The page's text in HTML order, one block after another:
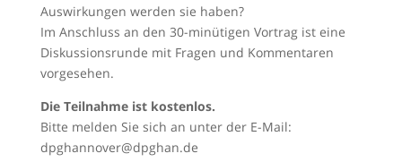
Auswirkungen werden sie haben?
Im Anschluss an den 30-minütigen Vortrag ist eine
Diskussionsrunde mit Fragen und Kommentaren
vorgesehen.
Die Teilnahme ist kostenlos.
Bitte melden Sie sich an unter der E-Mail:
dpghannover@dpghan.de